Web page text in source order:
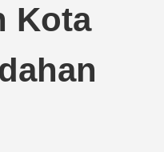
Kota